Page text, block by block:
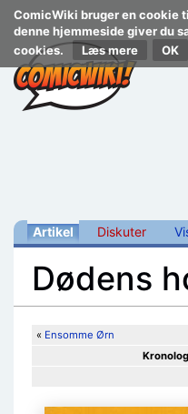
ComicWiki bruger en cookie
denne hjemmeside giver du
cookies.
Læs mere
Artikel Diskuter
Dødens
« Ensomme Ørn